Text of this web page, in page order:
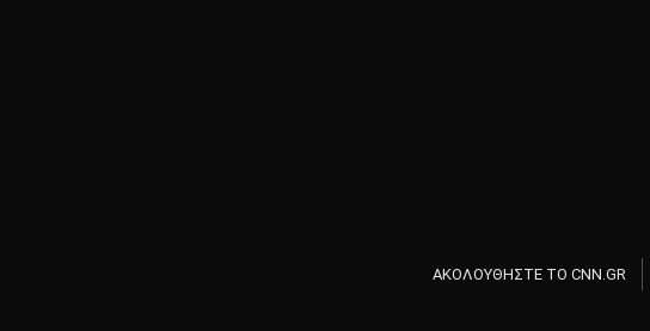
ΑΚΟΛΟΥΘΗΣΤΕ ΤΟ CNN.GR